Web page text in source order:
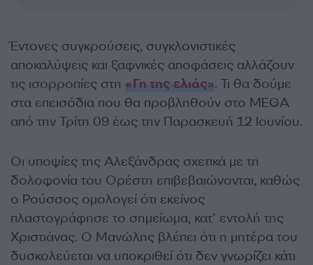
Έντονες συγκρούσεις, συγκλονιστικές
αποκαλύψεις και ξαφνικές αποφάσεις αλλάζουν
τις ισορροπίες στη «Γη της ελιάς». Τι θα δούμε
στα επεισόδια που θα προβληθούν στο ΜEGA
από την Τρίτη 09 έως την Παρασκευή 12 Ιουνίου.
Οι υποψίες της Αλεξάνδρας σχετικά με τη
δολοφονία του Ορέστη επιβεβαιώνονται, καθώς
ο Ρούσσος ομολογεί ότι εκείνος
πλαστογράφησε το σημείωμα, κατ’ εντολή της
Χριστιάνας. Ο Μανώλης βλέπει ότι η μητέρα του
δυσκολεύεται να υποκριθεί ότι δεν γνωρίζει κάτι